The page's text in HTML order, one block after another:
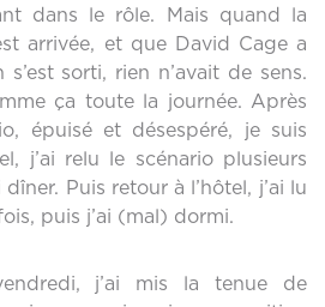
dans le rôle. Mais quand la
arrivée, et que David Cage a
sorti, rien n’avait de sens.
ça toute la journée. Après
épuisé et désespéré, je suis
j’ai relu le scénario plusieurs
Puis retour à l’hôtel, j’ai lu
puis j’ai (mal) dormi.
j’ai mis la tenue de